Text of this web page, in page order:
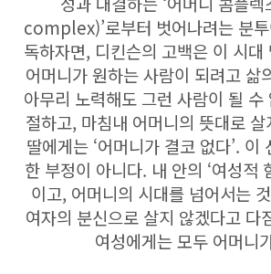
complex)’로부터 벗어나려는 분
독하자면, 디킨슨의 고백은 이 시대
어머니가 원하는 사람이 되려고 삶
아무리 노력해도 그런 사람이 될 수
절하고, 마침내 어머니의 뜻대로
딸에게는 ‘어머니가 결코 없다’. 이
한 부정이 아니다. 내 안의 ‘여성적
이고, 어머니의 시대를 넘어서는
여자의 분신으로 살지 않겠다고 다
여성에게는 모두 어머니